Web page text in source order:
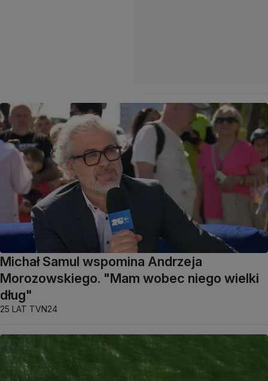
Michał Samul wspomina Andrzeja
Morozowskiego. "Mam wobec niego wielki
dług"
25 LAT TVN24